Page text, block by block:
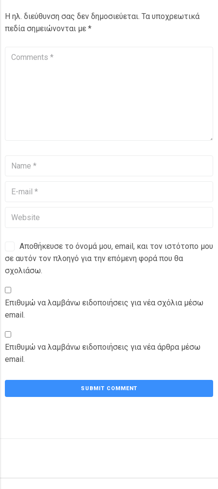
Η ηλ. διεύθυνση σας δεν δημοσιεύεται. Τα υποχρεωτικά
πεδία σημειώνονται με *
Αποθήκευσε το όνομά μου, email, και τον ιστότοπο μου
σε αυτόν τον πλοηγό για την επόμενη φορά που θα
σχολιάσω.
Επιθυμώ να λαμβάνω ειδοποιήσεις για νέα σχόλια μέσω
email.
Επιθυμώ να λαμβάνω ειδοποιήσεις για νέα άρθρα μέσω
email.